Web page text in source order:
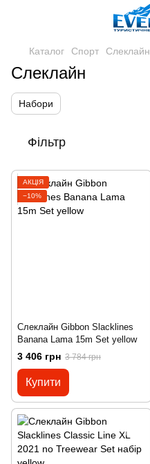
Каталог Спорт Слеклайн
Слеклайн
Набори
Фільтр
АКЦІЯ
−10%
Слеклайн Gibbon Slacklines
Banana Lama 15m Set yellow
3 406 грн 3 784 грн
Купити